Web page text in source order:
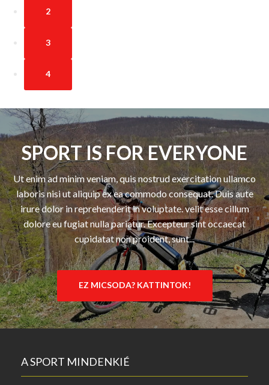
2
3
4
SPORT IS FOR EVERYONE
Ut enim ad minim veniam, quis nostrud exercitation ullamco
laboris nisi ut aliquip ex ea commodo consequat. Duis aute
irure dolor in reprehenderit in voluptate. velit esse cillum
dolore eu fugiat nulla pariatur. Excepteur sint occaecat
cupidatat non proident, sunt...
EZ MICSODA? KATTINTOK!
A SPORT MINDENKIÉ